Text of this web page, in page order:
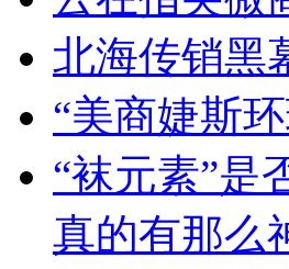
北海传销黑
“美商婕斯
“袜元素”是
真的有那么